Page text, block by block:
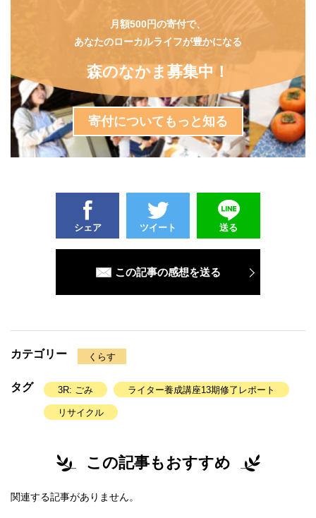
月額500円の寄付で、
あなたのローカルライフが豊かになる
森のなかま募集中！
寄付についてもっと知る
シェア ツイート 送る
この記事の感想を送る
カテゴリー くらす
タグ 3R: ごみ ライター養成講座13期修了レポート
リサイクル
この記事もおすすめ
関連する記事がありません。